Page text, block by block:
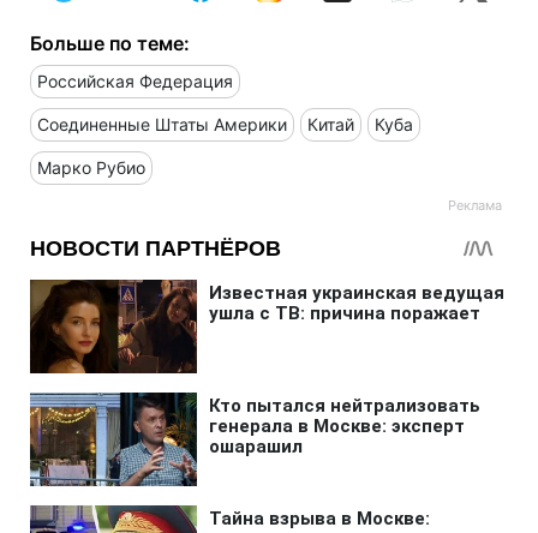
Больше по теме:
Российская Федерация
Соединенные Штаты Америки Китай Куба
Марко Рубио